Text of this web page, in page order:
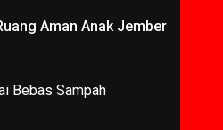
Aman Anak Jember